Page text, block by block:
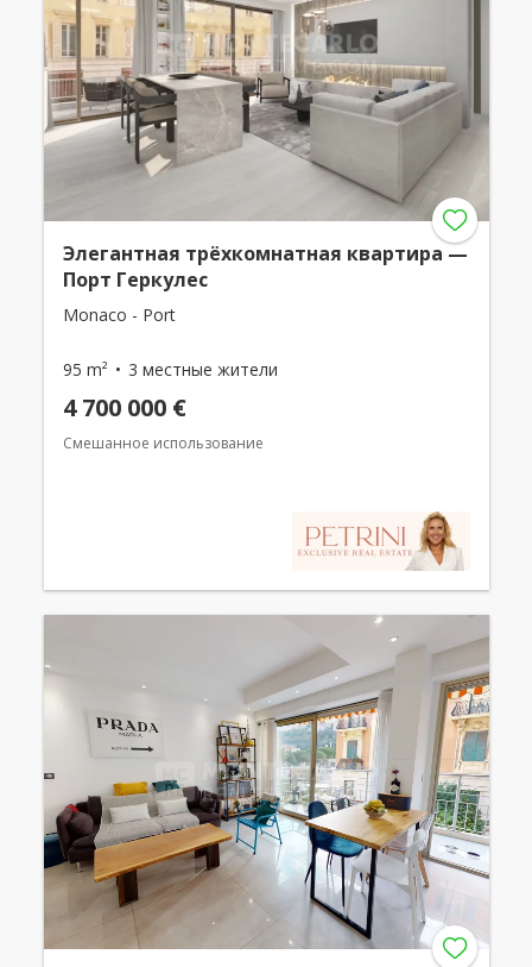
Элегантная трёхкомнатная квартира —
Порт Геркулес
Monaco - Port
95 m² 3 местные жители
4 700 000 €
Смешанное использование